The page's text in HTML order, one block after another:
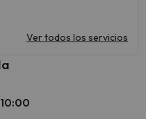
Ver todos los servicios